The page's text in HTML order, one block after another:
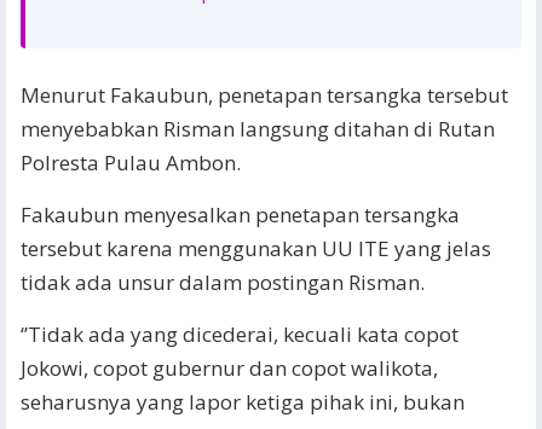
Menurut Fakaubun, penetapan tersangka tersebut
menyebabkan Risman langsung ditahan di Rutan
Polresta Pulau Ambon.
Fakaubun menyesalkan penetapan tersangka
tersebut karena menggunakan UU ITE yang jelas
tidak ada unsur dalam postingan Risman.
‘’Tidak ada yang dicederai, kecuali kata copot
Jokowi, copot gubernur dan copot walikota,
seharusnya yang lapor ketiga pihak ini, bukan